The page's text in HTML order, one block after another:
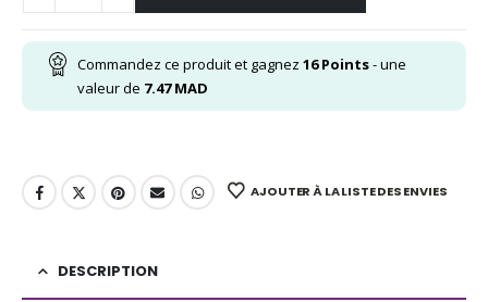
Commandez ce produit et gagnez 16Points- une
valeur de 7.47MAD
AJOUTER À LA LISTE DES ENVIES
DESCRIPTION